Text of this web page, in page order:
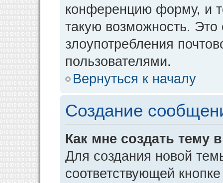
конференцию форму, и
такую возможность. Это
злоупотребления
пользователями.
Вернуться к началу
Создание
Как мне создать тему
Для создания новой
соответствующей